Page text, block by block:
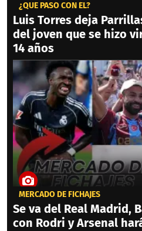
¿QUÉ PASÓ CON ÉL?
Luis Torres deja
del joven que se hizo
14 años
MERCADO DE FICHAJES
Se va del Real Madrid,
con Rodri y Arsenal